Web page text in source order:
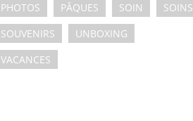
PHOTOS
PÂQUES SOIN
SOINS
SOUVENIRS
UNBOXING
VACANCES